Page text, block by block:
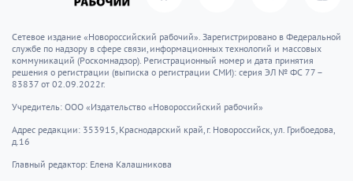
Сетевое издание «Новороссийский рабочий». Зарегистрировано в Федеральной
службе по надзору в сфере связи, информационных технологий и массовых
коммуникаций (Роскомнадзор). Регистрационный номер и дата принятия
решения о регистрации (выписка о регистрации СМИ): серия ЭЛ № ФС 77 –
83837 от 02.09.2022г.
Учредитель: ООО «Издательство «Новороссийский рабочий»
Адрес редакции: 353915, Краснодарский край, г. Новороссийск, ул. Грибоедова,
д.16
Главный редактор: Елена Калашникова